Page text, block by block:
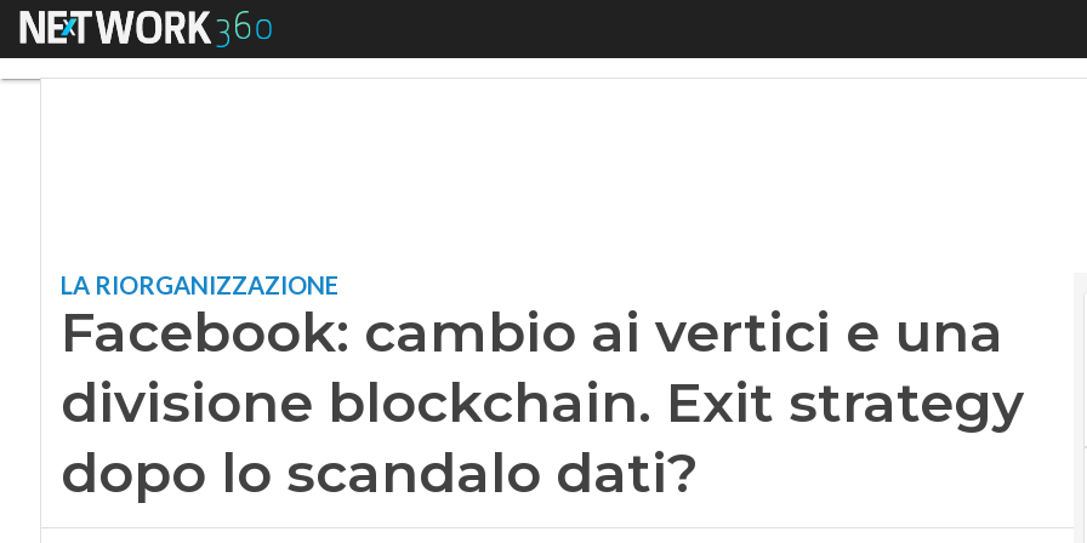
Menu Facebook: cambio ai vertici e una divisione blockchain. Exit
LA RIORGANIZZAZIONE
Facebook: cambio ai vertici e una
divisione blockchain. Exit strategy
dopo lo scandalo dati?